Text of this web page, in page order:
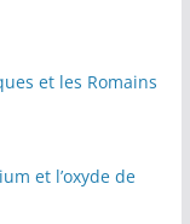
et les Romains
et l’oxyde de